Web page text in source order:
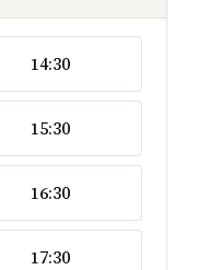
14:30
15:30
16:30
17:30